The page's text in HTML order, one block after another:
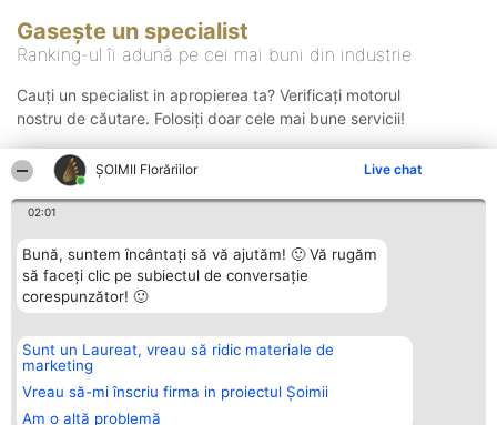
ȘOIMII Florăriilor Live chat
02:01
Bună, suntem încântați să vă ajutăm! 🙂 Vă rugăm
să faceți clic pe subiectul de conversație
corespunzător! 🙂
Sunt un Laureat, vreau să ridic materiale de
marketing
Vreau să-mi înscriu firma in proiectul Șoimii
Am o altă problemă
Gasește un specialist
Ranking-ul îi adună pe cei mai buni din industrie
Cauți un specialist in apropierea ta? Verificați motorul
nostru de căutare. Folosiți doar cele mai bune servicii!
Organizator Ranking
BRIGHT SOLUTIONS BR SRL
Aleea Timisul De Sus 2 Bl. A30
Sc. A Et. 4 Ap. 13 Cod 061952
București
Plebiscyt
Lista Tuturor
Laureaților
Contact